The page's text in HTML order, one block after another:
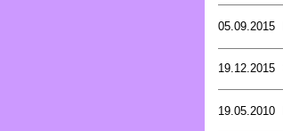
05.09.2015
19.12.2015
19.05.2010